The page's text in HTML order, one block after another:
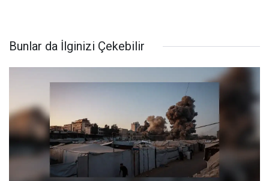
Bunlar da İlginizi Çekebilir